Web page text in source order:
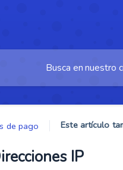
de pago Este artículo
IP